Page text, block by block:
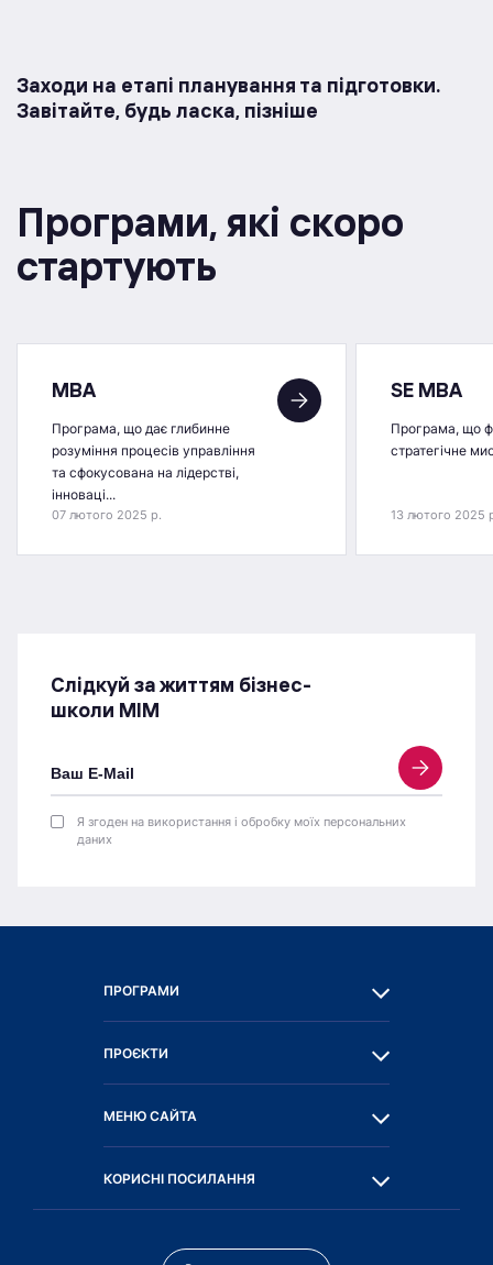
Заходи на етапі планування та підготовки.
Завітайте, будь ласка, пізніше
Програми, якi скоро
стартують
MBA
Програма, що дає глибинне
розуміння процесів управління
та сфокусована на лідерстві,
інноваці...
07 лютого 2025 р.
SE MBA
Програма, що
стратегічне
13 лютого 2025
Слідкуй за життям бізнес-
школи МІМ
Я згоден на використання і обробку моїх персональних
даних
ПРОГРАМИ
ПРОЄКТИ
МЕНЮ САЙТА
КОРИСНІ ПОСИЛАННЯ